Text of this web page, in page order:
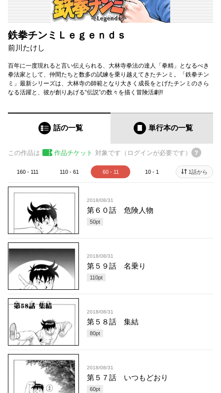
鉄拳チンミＬｅｇｅｎｄｓ
前川たけし
百年に一度現れると言い伝えられる、大林寺拳法の達人「拳精」となるべき
拳法家として、仲間たちと数多の試練を乗り越えてきたチンミ。「鉄拳チン
ミ」最新シリーズは、大林寺の師範となり大きく成長をとげたチンミのさら
なる活躍と、彼が創りあげる“伝説”の数々を描く冒険活劇!!
話の一覧 単行本の一覧
この作品は 作品チケット 対象です（ログインが必要です）
160 - 111 110 - 61 60 - 11 10 - 1 1話から
2018/08/31
第６０話 危険人物
50pt
2018/08/31
第５９話 名乗り
110pt
2018/08/31
第５８話 集結
80pt
2018/08/31
第５７話 いつもどおり
60pt